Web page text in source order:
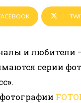
и любители
серии
».